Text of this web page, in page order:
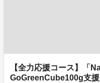
【全力応援コース】「
GoGreenCube100g支援